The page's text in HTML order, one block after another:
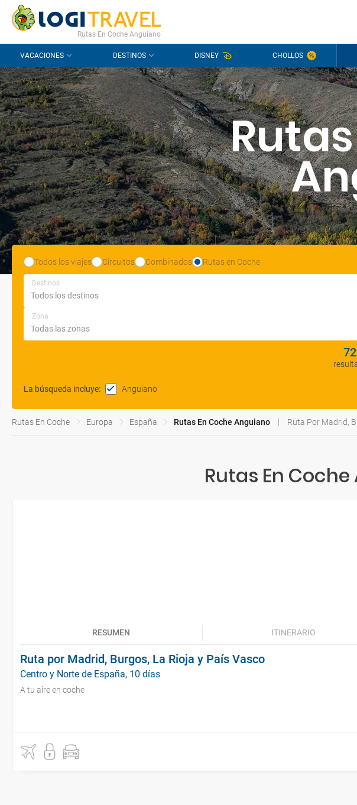
CONTACTO PREGUNTAS FRECUENTES
Rutas En Coche Anguiano
VACACIONES DESTINOS DISNEY CHOLLOS
Todos los viajes Circuitos Combinados Rutas en Coche
Destinos
Zona
La búsqueda incluye: Anguiano
Rutas En Coche Europa España Rutas En Coche Anguiano Ruta Por Madrid,
Rutas En
RESUMEN ITINERARIO
Ruta por Madrid, Burgos, La Rioja y País Vasco
Centro y Norte de España, 10 días
A tu aire en coche